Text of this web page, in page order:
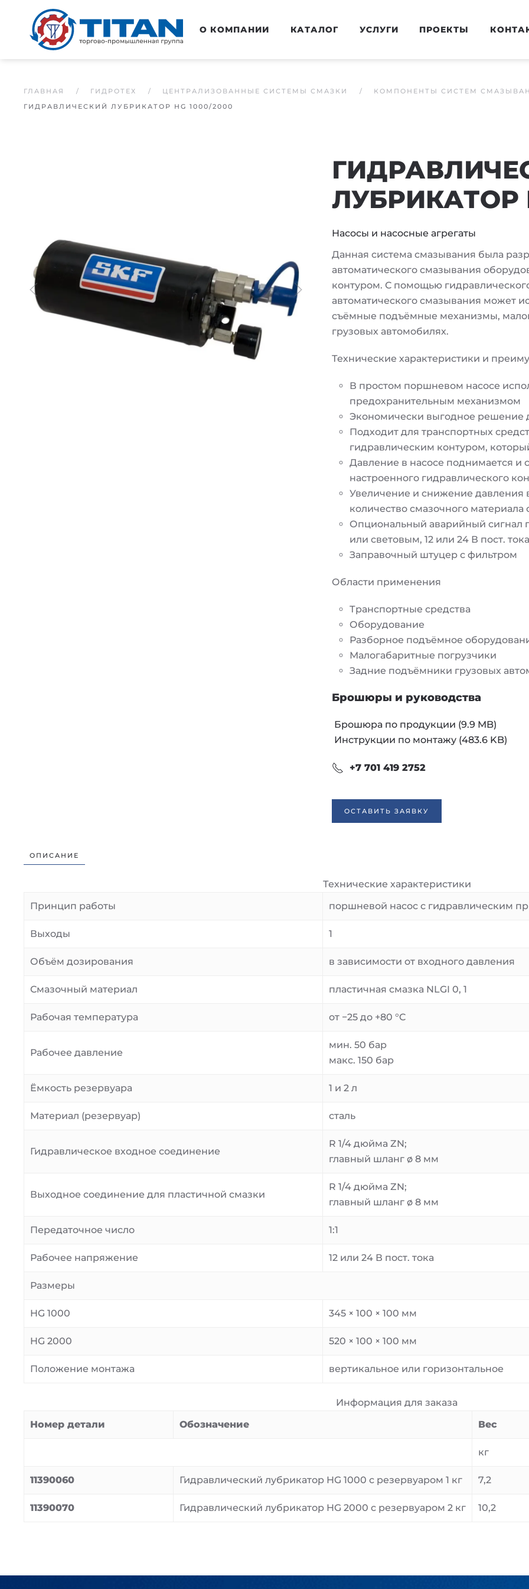
Перейти к основному содержанию О КОМПАНИИ КАТАЛОГ УСЛУГИ ПРОЕКТЫ
ГЛАВНАЯ ГИДРОТЕХ ЦЕНТРАЛИЗОВАННЫЕ СИСТЕМЫ СМАЗКИ КОМПОНЕНТЫ СИСТЕМ
ГИДРАВЛИЧЕСКИЙ ЛУБРИКАТОР HG 1000/2000
ЛУБРИКАТОР
Насосы и насосные агрегаты
Данная система смазывания была
автоматического смазывания
контуром. С помощью
автоматического смазывания может
съёмные подъёмные механизмы,
грузовых автомобилях.
Технические характеристики и
В простом поршневом насосе
предохранительным механизмом
Экономически выгодное решение
Подходит для транспортных
гидравлическим контуром,
Давление в насосе поднимается
настроенного гидравлического
Увеличение и снижение давления
количество смазочного
Опциональный аварийный сигнал
или световым, 12 или 24 В пост. тока
Заправочный штуцер с фильтром
Области применения
Транспортные средства
Оборудование
Разборное подъёмное
Малогабаритные погрузчики
Задние подъёмники грузовых
Брошюры и руководства
Брошюра по продукции (9.9 MB)
Инструкции по монтажу (483.6 KB)
+7 701 419 2752
ОСТАВИТЬ ЗАЯВКУ
ОПИСАНИЕ
Технические характеристики
Принцип работы
поршневой насос с гидравлическим
Выходы 1
Объём дозирования в зависимости от входного давления
Смазочный материал пластичная смазка NLGI 0, 1
Рабочая температура от −25 до +80 °C
Рабочее давление
мин. 50 бар
макс. 150 бар
Ёмкость резервуара 1 и 2 л
Материал (резервуар) сталь
Гидравлическое входное соединение
R 1/4 дюйма ZN;
главный шланг ø 8 мм
Выходное соединение для пластичной смазки
R 1/4 дюйма ZN;
главный шланг ø 8 мм
Передаточное число 1:1
Рабочее напряжение 12 или 24 В пост. тока
Размеры
HG 1000 345 × 100 × 100 мм
HG 2000 520 × 100 × 100 мм
Положение монтажа вертикальное или горизонтальное
Информация для заказа
Номер детали
Обозначение Вес
кг
11390060 Гидравлический лубрикатор HG 1000 с резервуаром 1 кг 7,2
11390070 Гидравлический лубрикатор HG 2000 с резервуаром 2 кг 10,2